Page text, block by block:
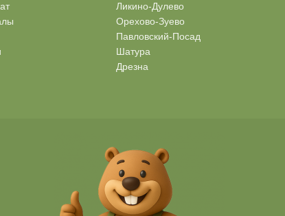
Ликино-Дулево
Орехово-Зуево
Павловский-Посад
Шатура
Дрезна